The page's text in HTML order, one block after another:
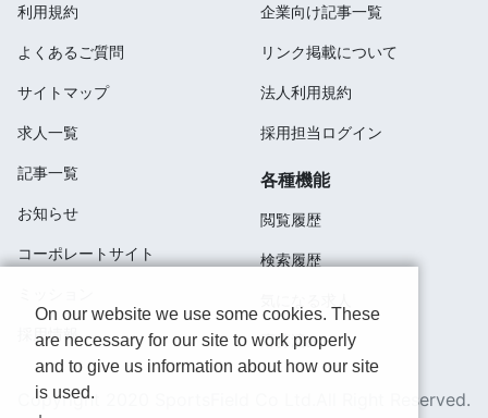
利用規約
よくあるご質問
サイトマップ
求人一覧
記事一覧
お知らせ
コーポレートサイト
採用情報
企業向け記事一覧
リンク掲載について
法人利用規約
採用担当ログイン
各種機能
閲覧履歴
検索履歴
応募済み
Copyright 2020 SportsField Co Ltd.All Right Reserved.
On our website we use some cookies. These
are necessary for our site to work properly
and to give us information about how our site
is used.